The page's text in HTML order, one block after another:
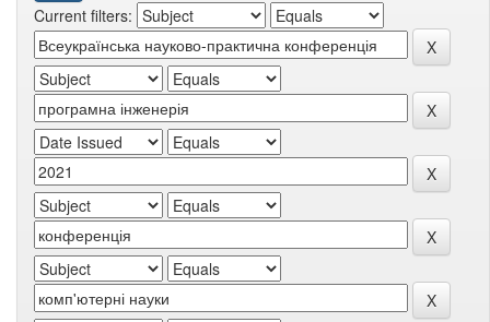
Current filters: